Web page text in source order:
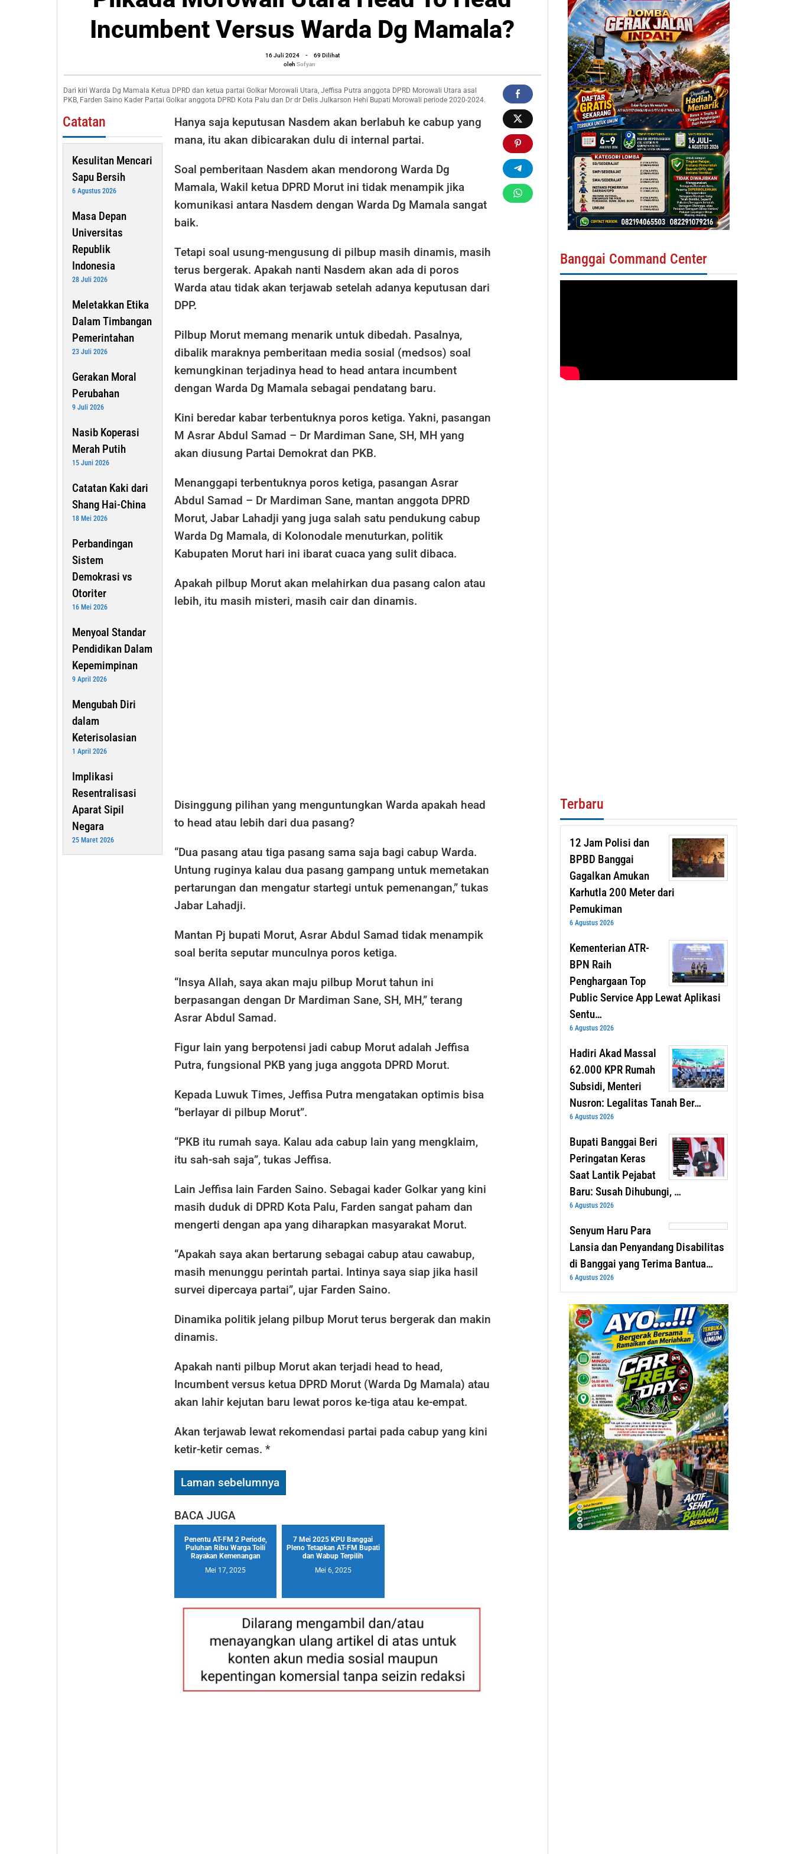
Head
To
Incumbent
Versus
Warda
Mamala?
Incumbent Versus Warda Dg Mamala?
16 Juli 2024
oleh
Sofyan
-
69 Dilihat
oleh Sofyan
Dari kiri Warda Dg Mamala Ketua DPRD dan ketua partai Golkar Morowali Utara, Jeffisa Putra anggota DPRD Morowali Utara asal
PKB, Farden Saino Kader Partai Golkar anggota DPRD Kota Palu dan Dr dr Delis Julkarson Hehi Bupati Morowali periode 2020-2024.
Catatan
Kesulitan Mencari
Sapu Bersih
6 Agustus 2026
Masa Depan
Universitas
Republik
Indonesia
28 Juli 2026
Meletakkan Etika
Dalam Timbangan
Pemerintahan
23 Juli 2026
Gerakan Moral
Perubahan
9 Juli 2026
Nasib Koperasi
Merah Putih
15 Juni 2026
Catatan Kaki dari
Shang Hai-China
18 Mei 2026
Perbandingan
Sistem
Demokrasi vs
Otoriter
16 Mei 2026
Menyoal Standar
Pendidikan Dalam
Kepemimpinan
9 April 2026
Mengubah Diri
dalam
Keterisolasian
1 April 2026
Implikasi
Resentralisasi
Aparat Sipil
Negara
25 Maret 2026
Hanya saja keputusan Nasdem akan berlabuh ke cabup yang
mana, itu akan dibicarakan dulu di internal partai.
Soal pemberitaan Nasdem akan mendorong Warda Dg
Mamala, Wakil ketua DPRD Morut ini tidak menampik jika
komunikasi antara Nasdem dengan Warda Dg Mamala sangat
baik.
Tetapi soal usung-mengusung di pilbup masih dinamis, masih
terus bergerak. Apakah nanti Nasdem akan ada di poros
Warda atau tidak akan terjawab setelah adanya keputusan dari
DPP.
Pilbup Morut memang menarik untuk dibedah. Pasalnya,
dibalik maraknya pemberitaan media sosial (medsos) soal
kemungkinan terjadinya head to head antara incumbent
dengan Warda Dg Mamala sebagai pendatang baru.
Kini beredar kabar terbentuknya poros ketiga. Yakni, pasangan
M Asrar Abdul Samad – Dr Mardiman Sane, SH, MH yang
akan diusung Partai Demokrat dan PKB.
Menanggapi terbentuknya poros ketiga, pasangan Asrar
Abdul Samad – Dr Mardiman Sane, mantan anggota DPRD
Morut, Jabar Lahadji yang juga salah satu pendukung cabup
Warda Dg Mamala, di Kolonodale menuturkan, politik
Kabupaten Morut hari ini ibarat cuaca yang sulit dibaca.
Apakah pilbup Morut akan melahirkan dua pasang calon atau
lebih, itu masih misteri, masih cair dan dinamis.
Disinggung pilihan yang menguntungkan Warda apakah head
to head atau lebih dari dua pasang?
“Dua pasang atau tiga pasang sama saja bagi cabup Warda.
Untung ruginya kalau dua pasang gampang untuk memetakan
pertarungan dan mengatur startegi untuk pemenangan,” tukas
Jabar Lahadji.
Mantan Pj bupati Morut, Asrar Abdul Samad tidak menampik
soal berita seputar munculnya poros ketiga.
“Insya Allah, saya akan maju pilbup Morut tahun ini
berpasangan dengan Dr Mardiman Sane, SH, MH,” terang
Asrar Abdul Samad.
Figur lain yang berpotensi jadi cabup Morut adalah Jeffisa
Putra, fungsional PKB yang juga anggota DPRD Morut.
Kepada Luwuk Times, Jeffisa Putra mengatakan optimis bisa
“berlayar di pilbup Morut”.
“PKB itu rumah saya. Kalau ada cabup lain yang mengklaim,
itu sah-sah saja”, tukas Jeffisa.
Lain Jeffisa lain Farden Saino. Sebagai kader Golkar yang kini
masih duduk di DPRD Kota Palu, Farden sangat paham dan
mengerti dengan apa yang diharapkan masyarakat Morut.
“Apakah saya akan bertarung sebagai cabup atau cawabup,
masih menunggu perintah partai. Intinya saya siap jika hasil
survei dipercaya partai”, ujar Farden Saino.
Dinamika politik jelang pilbup Morut terus bergerak dan makin
dinamis.
Apakah nanti pilbup Morut akan terjadi head to head,
Incumbent versus ketua DPRD Morut (Warda Dg Mamala) atau
akan lahir kejutan baru lewat poros ke-tiga atau ke-empat.
Akan terjawab lewat rekomendasi partai pada cabup yang kini
ketir-ketir cemas. *
Laman sebelumnya
BACA JUGA
Penentu AT-FM 2 Periode,
Puluhan Ribu Warga Toili
Rayakan Kemenangan
Mei 17, 2025
7 Mei 2025 KPU Banggai
Pleno Tetapkan AT-FM Bupati
dan Wabup Terpilih
Mei 6, 2025
Banggai Command Center
Terbaru
12 Jam Polisi dan
BPBD Banggai
Gagalkan Amukan
Karhutla 200 Meter dari
Pemukiman
6 Agustus 2026
Kementerian ATR-
BPN Raih
Penghargaan Top
Public Service App Lewat Aplikasi
Sentu…
6 Agustus 2026
Hadiri Akad Massal
62.000 KPR Rumah
Subsidi, Menteri
Nusron: Legalitas Tanah Ber…
6 Agustus 2026
Bupati Banggai Beri
Peringatan Keras
Saat Lantik Pejabat
Baru: Susah Dihubungi, …
6 Agustus 2026
Senyum Haru Para
Lansia dan Penyandang Disabilitas
di Banggai yang Terima Bantua…
6 Agustus 2026